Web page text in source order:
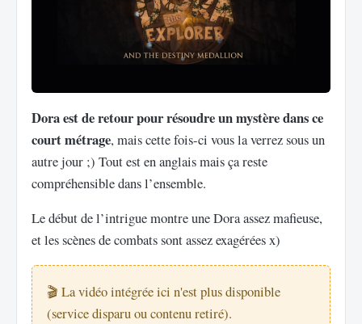
Dora est de retour pour résoudre un mystère dans ce
court métrage, mais cette fois-ci vous la verrez sous un
autre jour ;) Tout est en anglais mais ça reste
compréhensible dans l’ensemble.
Le début de l’intrigue montre une Dora assez mafieuse,
et les scènes de combats sont assez exagérées x)
🎬 La vidéo intégrée ici n'est plus disponible
(service disparu ou contenu retiré).